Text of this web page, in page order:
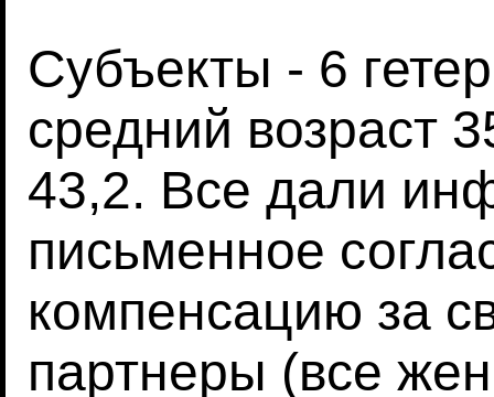
Субъекты - 6
средний возраст
43,2. Все дали
письменное
компенсацию за
партнеры (все